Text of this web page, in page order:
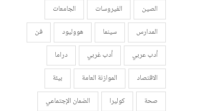
الصين
الفيروسات
الجامعات
المدارس
سينما هووليود
فن
أدب عربي
أدب غربي
دراما
الاقتصاد
الموازنة العامة
بيئة
صحة
كوليرا
الضمان الإجتماعي